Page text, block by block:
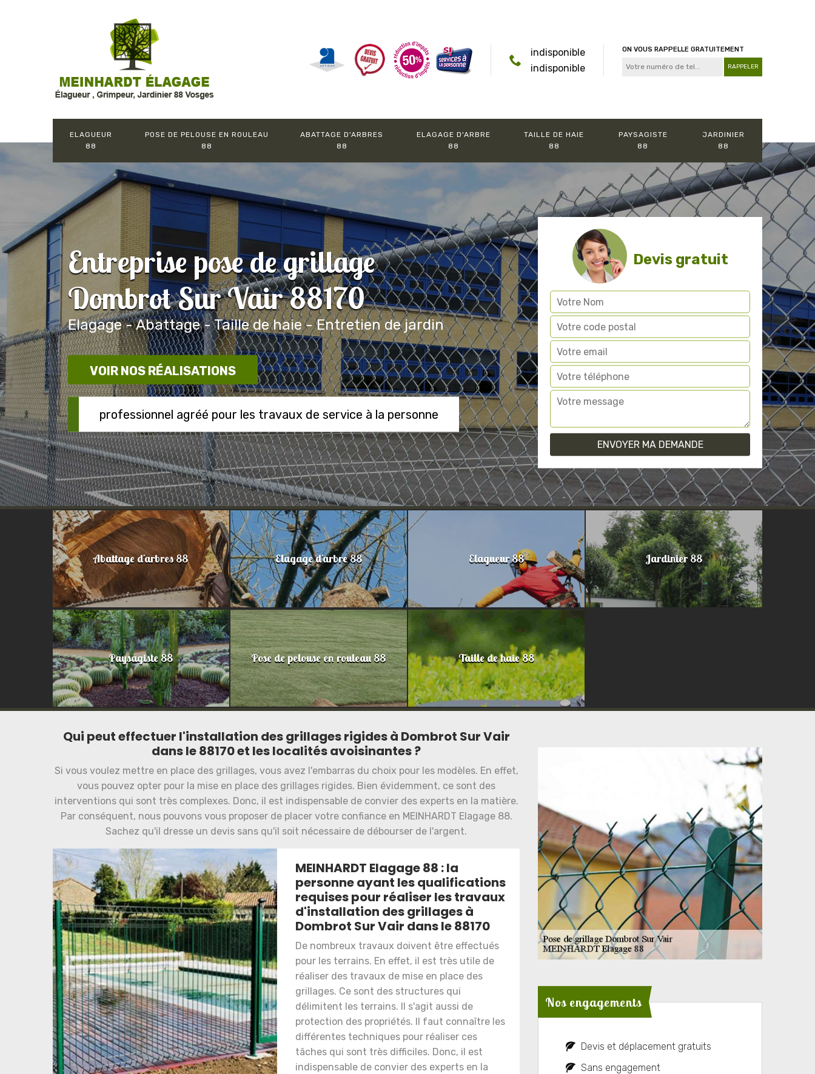
indisponible
indisponible
ON VOUS RAPPELLE GRATUITEMENT
ELAGUEUR
88
POSE DE PELOUSE EN ROULEAU
88
ABATTAGE D'ARBRES
88
ELAGAGE D'ARBRE
88
TAILLE DE HAIE
88
PAYSAGISTE
88
JARDINIER
88
Entreprise pose de grillage
Dombrot Sur Vair 88170
Elagage - Abattage - Taille de haie - Entretien de jardin
VOIR NOS RÉALISATIONS
professionnel agréé pour les travaux de service à la personne
Devis gratuit
Abattage d'arbres 88 Elagage d'arbre 88 Elagueur 88 Jardinier 88
Paysagiste 88 Pose de pelouse en rouleau 88 Taille de haie 88
Qui peut effectuer l'installation des grillages rigides à Dombrot Sur Vair
dans le 88170 et les localités avoisinantes ?
Si vous voulez mettre en place des grillages, vous avez l'embarras du choix pour les modèles. En effet,
vous pouvez opter pour la mise en place des grillages rigides. Bien évidemment, ce sont des
interventions qui sont très complexes. Donc, il est indispensable de convier des experts en la matière.
Par conséquent, nous pouvons vous proposer de placer votre confiance en MEINHARDT Elagage 88.
Sachez qu'il dresse un devis sans qu'il soit nécessaire de débourser de l'argent.
MEINHARDT Elagage 88 : la
personne ayant les qualifications
requises pour réaliser les travaux
d'installation des grillages à
Dombrot Sur Vair dans le 88170
De nombreux travaux doivent être effectués
pour les terrains. En effet, il est très utile de
réaliser des travaux de mise en place des
grillages. Ce sont des structures qui
délimitent les terrains. Il s'agit aussi de
protection des propriétés. Il faut connaître les
différentes techniques pour réaliser ces
tâches qui sont très difficiles. Donc, il est
indispensable de convier des experts en la
Nos engagements
Devis et déplacement gratuits
Sans engagement